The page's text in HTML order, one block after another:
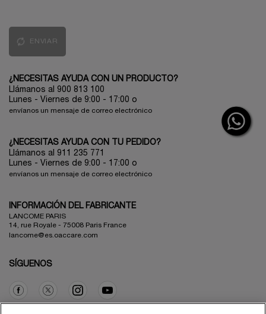
ENVIAR
¿NECESITAS AYUDA CON UN PRODUCTO?
Llámanos al 900 813 100
Lunes - Viernes de 9:00 - 17:00 o
envíanos un mensaje de correo electrónico
¿NECESITAS AYUDA CON TU PEDIDO?
Llámanos al 911 235 771
Lunes - Viernes de 9:00 - 17:00 o
envíanos un mensaje de correo electrónico
INFORMACIÓN DEL FABRICANTE
LANCOME PARIS
14, rue Royale - 75008 Paris France
lancome@es.oaccare.com
SÍGUENOS